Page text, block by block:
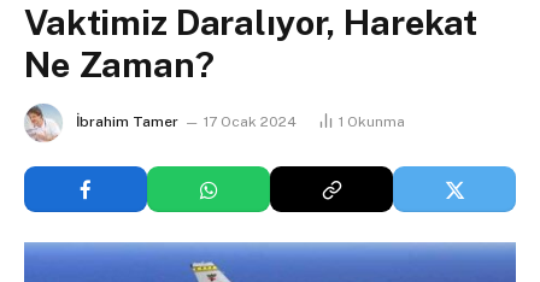
Vaktimiz Daralıyor, Harekat
Ne Zaman?
İbrahim Tamer 17 Ocak 2024 1 Okunma